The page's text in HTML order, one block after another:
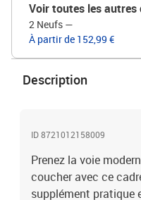
Voir toutes les autres
2 Neufs —
À partir de 152,99 €
Description
ID 8721012158009
Prenez la voie
coucher avec ce
supplément pratique